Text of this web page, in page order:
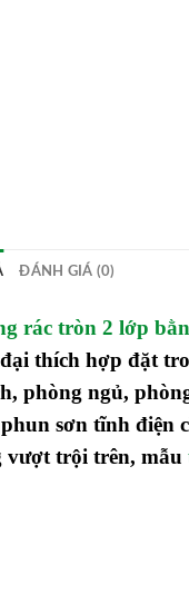
ĐÁNH GIÁ (0)
rác tròn 2 lớp
thích hợp đặt
phòng ngủ,
sơn tĩnh điện
vượt trội trên, mẫu